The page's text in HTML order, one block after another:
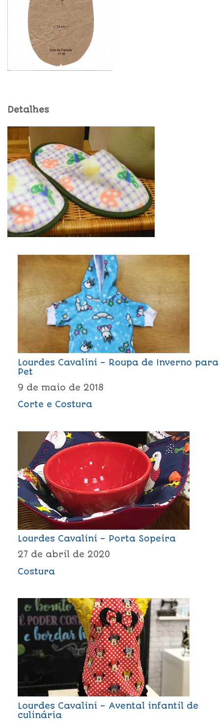
Detalhes
Lourdes Cavalini – Roupa de Inverno para
Pet
9 de maio de 2018
Corte e Costura
Lourdes Cavalini – Porta Sopeira
27 de abril de 2020
Costura
Lourdes Cavalini – Avental infantil de
culinária